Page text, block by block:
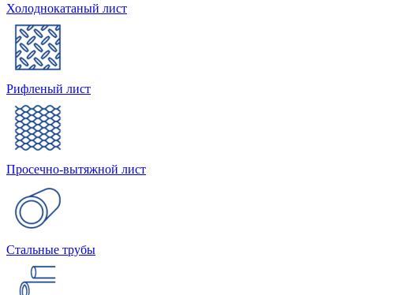
Холоднокатаный лист
Рифленый лист
Просечно-вытяжной лист
Стальные трубы